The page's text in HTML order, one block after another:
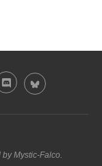
Mystic-Falco.